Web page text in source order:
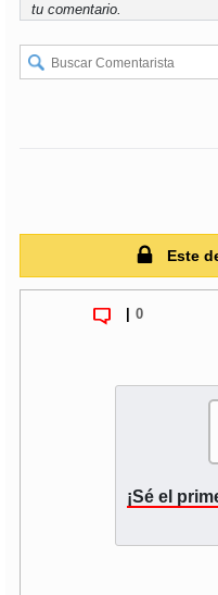
tu comentario.
Este
0
¡Sé el